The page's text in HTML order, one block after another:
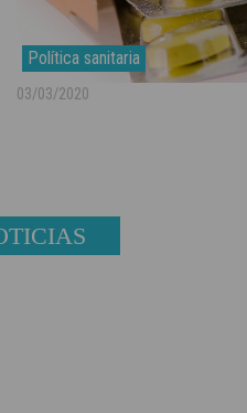
Política sanitaria
03/03/2020